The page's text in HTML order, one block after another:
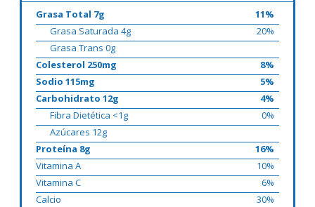
Grasa Total 7g
11%
Grasa Saturada 4g
20%
Grasa Trans 0g
Colesterol 250mg
8%
Sodio 115mg
5%
Carbohidrato 12g
4%
Fibra Dietética <1g
0%
Azúcares 12g
Proteína 8g
16%
Vitamina A
10%
Vitamina C
6%
Calcio
30%